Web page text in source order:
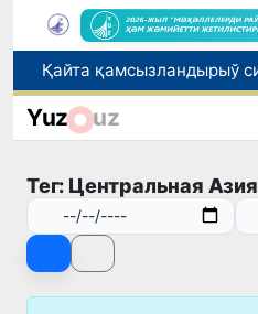
Yuz uz
Тег: Центральная Азия